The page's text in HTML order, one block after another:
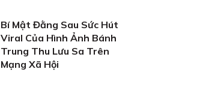
Bí Mật Đằng Sau Sức Hút
Viral Của Hình Ảnh Bánh
Trung Thu Lưu Sa Trên
Mạng Xã Hội